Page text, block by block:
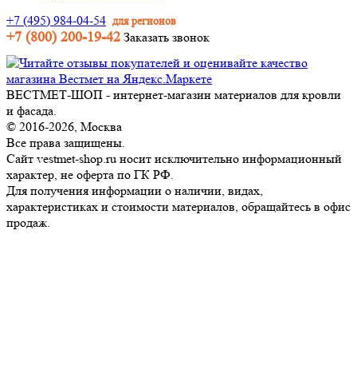
+7 (495) 984-04-54 для регионов
+7 (800) 200-19-42 Заказать звонок
ВЕСТМЕТ-ШОП - интернет-магазин материалов для кровли
и фасада.
© 2016-2026, Москва
Все права защищены.
Сайт vestmet-shop.ru носит исключительно информационный
характер, не оферта по ГК РФ.
Для получения информации о наличии, видах,
характеристиках и стоимости материалов, обращайтесь в офис
продаж.